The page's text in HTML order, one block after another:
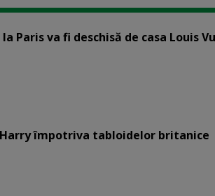
Paris va fi deschisă de casa Louis
împotriva tabloidelor britanice